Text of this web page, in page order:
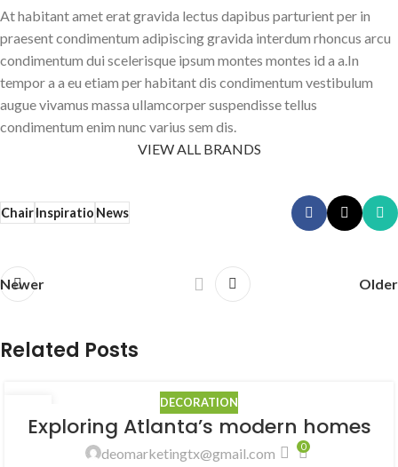
At habitant amet erat gravida lectus dapibus parturient per in
praesent condimentum adipiscing gravida interdum rhoncus arcu
condimentum dui scelerisque ipsum montes montes id a a.In
tempor a a eu etiam per habitant dis condimentum vestibulum
augue vivamus massa ullamcorper suspendisse tellus
condimentum enim nunc varius sem dis.
VIEW ALL BRANDS
ChairInspiratioNews
Newer Older
Related Posts
AUG
DECORATION
Exploring Atlanta’s modern homes
deomarketingtx@gmail.com 0